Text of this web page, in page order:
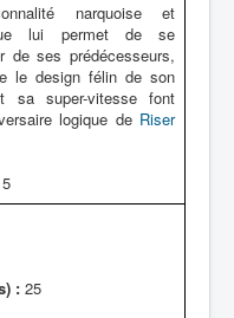
narquoise et
lui permet de se
de ses prédécesseurs,
le design félin de son
sa super-vitesse font
logique de Riser
: 25